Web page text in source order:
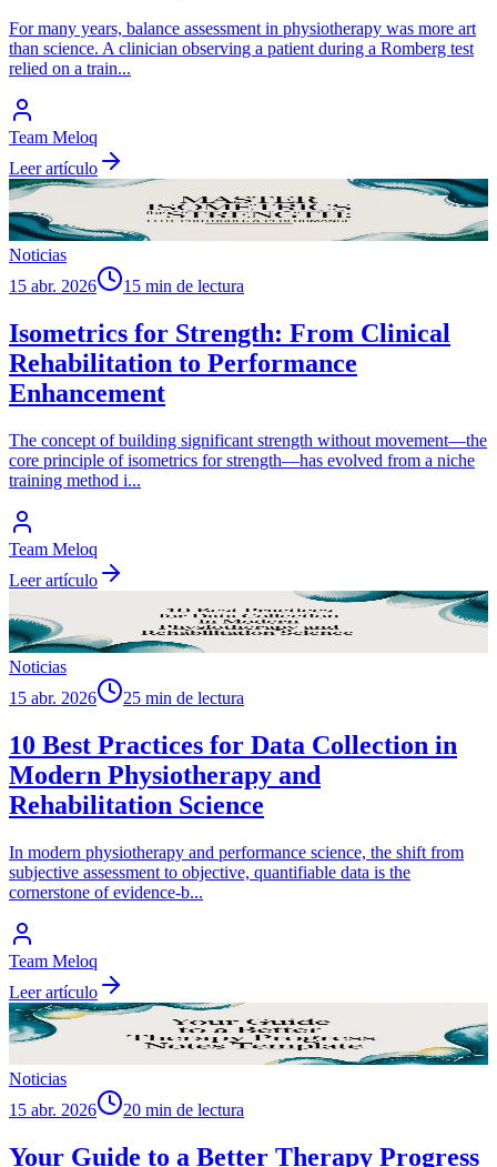
For many years, balance assessment in physiotherapy was more art
than science. A clinician observing a patient during a Romberg test
relied on a train...
Team Meloq
Leer artículo
Noticias
15 abr. 2026
15 min de lectura
Isometrics for Strength: From Clinical
Rehabilitation to Performance
Enhancement
The concept of building significant strength without movement—the
core principle of isometrics for strength—has evolved from a niche
training method i...
Team Meloq
Leer artículo
Noticias
15 abr. 2026
25 min de lectura
10 Best Practices for Data Collection in
Modern Physiotherapy and
Rehabilitation Science
In modern physiotherapy and performance science, the shift from
subjective assessment to objective, quantifiable data is the
cornerstone of evidence-b...
Team Meloq
Leer artículo
Noticias
15 abr. 2026
20 min de lectura
Your Guide to a Better Therapy Progress